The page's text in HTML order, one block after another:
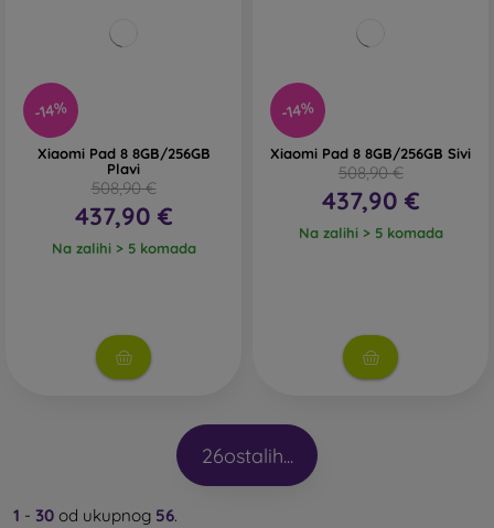
-14%
Xiaomi Pad 8 8GB/256GB
Plavi
508,90 €
437,90 €
Na zalihi > 5 komada
-14%
Xiaomi Pad 8 8GB/256GB Sivi
508,90 €
437,90 €
Na zalihi > 5 komada
26ostalih...
1 - 30 od ukupnog 56.